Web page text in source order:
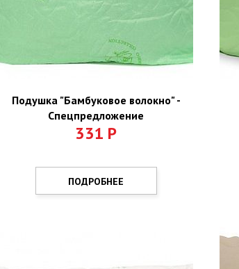
Подушка "Бамбуковое волокно" -
Спецпредложение
331 Р
ПОДРОБНЕЕ